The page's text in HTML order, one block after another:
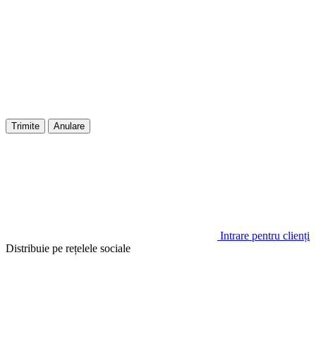
Trimite Anulare
Intrare pentru clienți
Distribuie pe rețelele sociale